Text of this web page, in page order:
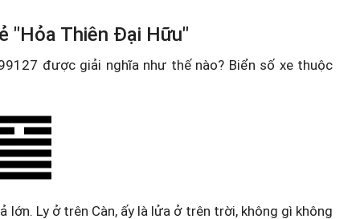
"Hỏa Thiên Đại Hữu"
được giải nghĩa như thế nào? Biển số xe thuộc
lớn. Ly ở trên Càn, ấy là lửa ở trên trời, không gì không